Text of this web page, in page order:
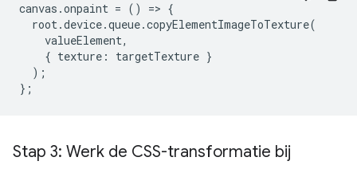
canvas .onpaint = () => {
root.device.queue.copyElementImageToTexture(
valueElement,
{ texture : targetTexture }
);
};
Stap 3: Werk de CSS-transformatie bij